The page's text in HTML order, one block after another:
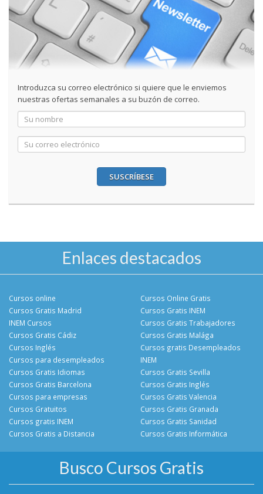
Introduzca su correo electrónico si quiere que le enviemos
nuestras ofertas semanales a su buzón de correo.
SUSCRÍBESE
Enlaces destacados
Cursos online
Cursos Gratis Madrid
INEM Cursos
Cursos Gratis Cádiz
Cursos Online Gratis
Cursos Gratis INEM
Cursos Gratis Trabajadores
Cursos Gratis Malága
Cursos Inglés
Cursos para desempleados
Cursos Gratis Idiomas
Cursos Gratis Barcelona
Cursos gratis Desempleados
INEM
Cursos Gratis Sevilla
Cursos Gratis Inglés
Cursos para empresas
Cursos Gratuitos
Cursos gratis INEM
Cursos Gratis a Distancia
Cursos Gratis Valencia
Cursos Gratis Granada
Cursos Gratis Sanidad
Cursos Gratis Informática
Busco Cursos Gratis